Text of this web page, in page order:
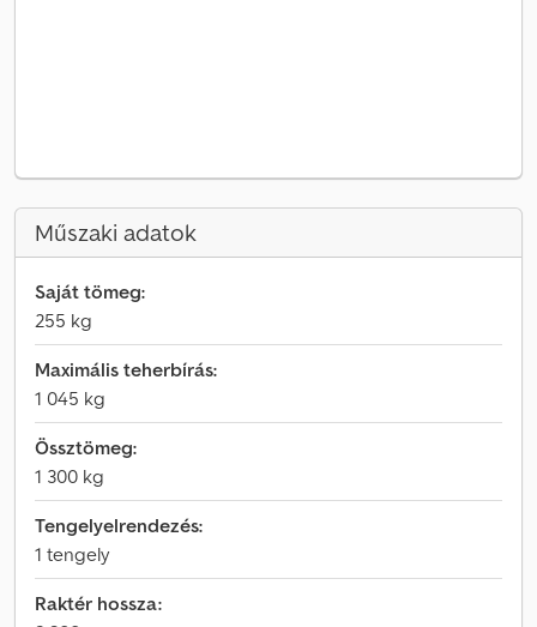
Műszaki adatok
Saját tömeg:
255 kg
Maximális teherbírás:
1 045 kg
Össztömeg:
1 300 kg
Tengelyelrendezés:
1 tengely
Raktér hossza: